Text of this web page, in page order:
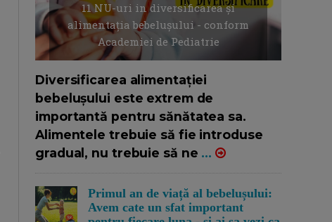
11 NU-uri in diversificarea și
alimentația bebelușului - conform
Academiei de Pediatrie
Diversificarea alimentației
bebelușului este extrem de
importantă pentru sănătatea sa.
Alimentele trebuie să fie introduse
gradual, nu trebuie să ne ...
Primul an de viață al bebelușului:
Avem cate un sfat important